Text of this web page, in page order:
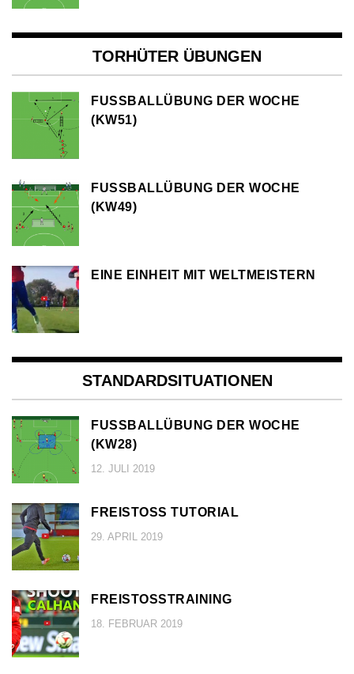
TORHÜTER ÜBUNGEN
FUSSBALLÜBUNG DER WOCHE (
KW51)
FUSSBALLÜBUNG DER WOCHE (
KW49)
EINE EINHEIT MIT WELTMEISTERN
STANDARDSITUATIONEN
FUSSBALLÜBUNG DER WOCHE (
KW28)
12. JULI 2019
FREISTOSS TUTORIAL
29. APRIL 2019
FREISTOSSTRAINING
18. FEBRUAR 2019